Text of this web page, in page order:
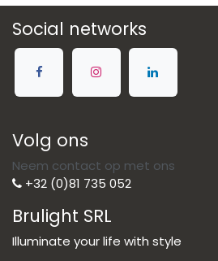
Social networks
Volg ons
Neem contact op met ons
+32 (0)81 735 052
Brulight SRL
Illuminate your life with style